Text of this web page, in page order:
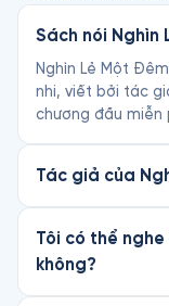
Sách nói Nghìn
Nghìn Lẻ Một
nhi, viết bởi tác
chương đầu miễn
Tác giả của
Tôi có thể
không?